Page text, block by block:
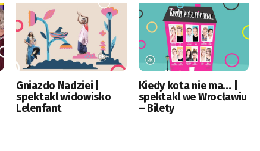
Gniazdo Nadziei |
spektakl widowisko
Lelenfant
Kiedy kota nie ma… |
spektakl we Wrocławiu
– Bilety